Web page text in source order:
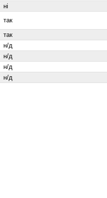
ні
так
так
н/д
н/д
н/д
н/д